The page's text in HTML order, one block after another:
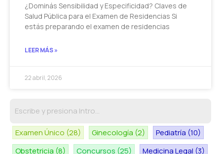
¿Dominás Sensibilidad y Especificidad? Claves de
Salud Pública para el Examen de Residencias Si
estás preparando el examen de residencias
LEER MÁS »
22 abril, 2026
Examen Único (28) Ginecología (2) Pediatría (10)
Obstetricia (8) Concursos (25) Medicina Legal (3)